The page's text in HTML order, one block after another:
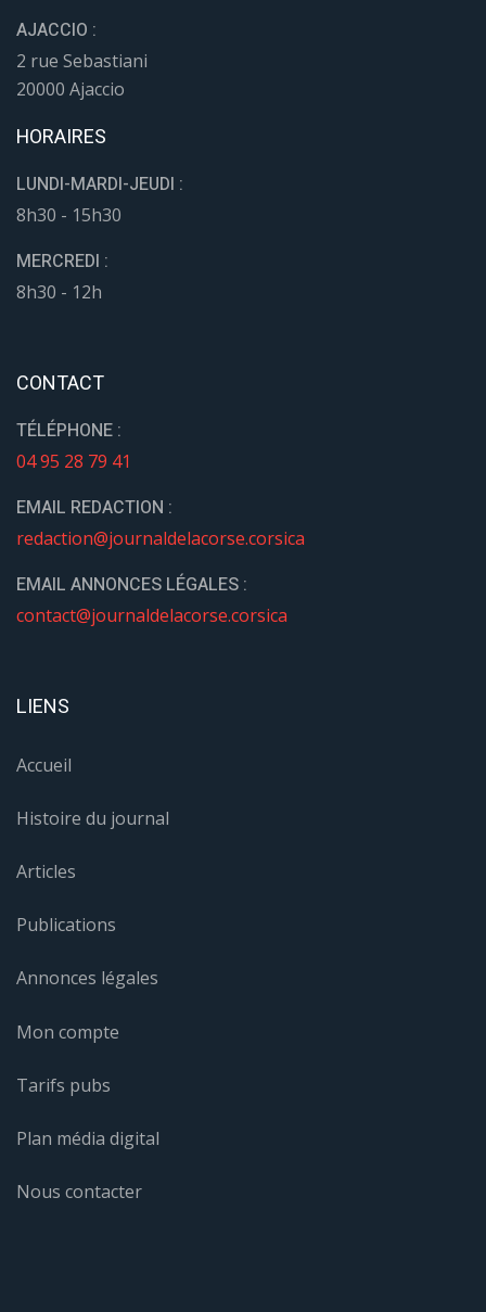
AJACCIO :
2 rue Sebastiani
20000 Ajaccio
HORAIRES
LUNDI-MARDI-JEUDI :
8h30 - 15h30
MERCREDI :
8h30 - 12h
CONTACT
TÉLÉPHONE :
04 95 28 79 41
EMAIL REDACTION :
redaction@journaldelacorse.corsica
EMAIL ANNONCES LÉGALES :
contact@journaldelacorse.corsica
LIENS
Accueil
Histoire du journal
Articles
Publications
Annonces légales
Mon compte
Tarifs pubs
Plan média digital
Nous contacter